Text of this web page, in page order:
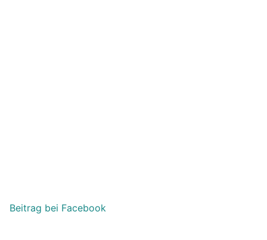
Beitrag bei Facebook